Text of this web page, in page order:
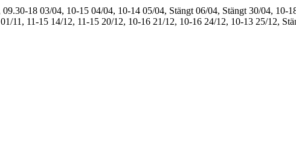
09.30-18 03/04, 10-15 04/04, 10-14 05/04, Stängt 06/04, Stängt 30/04, 10-
01/11, 11-15 14/12, 11-15 20/12, 10-16 21/12, 10-16 24/12, 10-13 25/12,